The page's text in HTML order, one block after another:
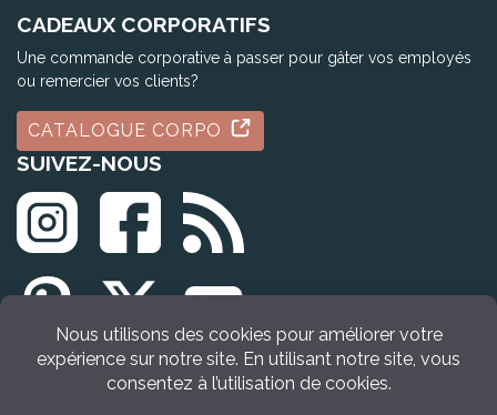
CADEAUX CORPORATIFS
Une commande corporative à passer pour gâter vos employés
ou remercier vos clients?
CATALOGUE CORPO
SUIVEZ-NOUS